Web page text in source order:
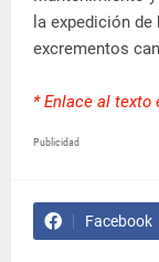
la expedición
excrementos
* Enlace al texto
Publicidad
Facebook